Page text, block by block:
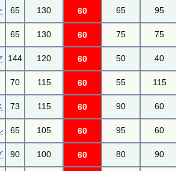
65 130 60 65 95
65 130 60 75 75
144 120 60 50 40
70 115 60 55 115
73 115 60 90 60
65 105 60 95 60
90 100 60 80 90